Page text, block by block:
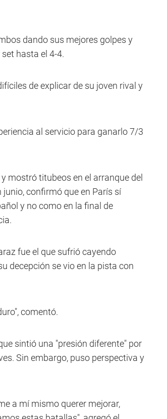
dando sus mejores golpes y
hasta el 4-4.
de explicar de su joven rival y
al servicio para ganarlo 7/3
mostró titubeos en el arranque del
junio, confirmó que en París sí
y no como en la final de
fue el que sufrió cayendo
decepción se vio en la pista con
comentó.
sintió una "presión diferente" por
Sin embargo, puso perspectiva y
a mí mismo querer mejorar,